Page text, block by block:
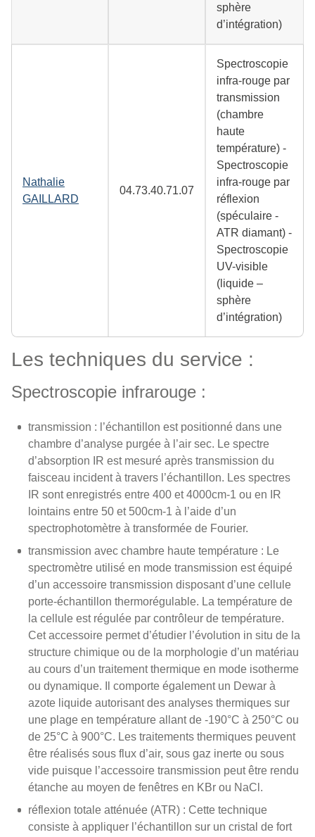
sphère
d’intégration)
Nathalie
GAILLARD
04.73.40.71.07
Spectroscopie
infra-rouge par
transmission
(chambre
haute
température) -
Spectroscopie
infra-rouge par
réflexion
(spéculaire -
ATR diamant) -
Spectroscopie
UV-visible
(liquide –
sphère
d’intégration)
Les techniques du service :
Spectroscopie infrarouge :
transmission : l’échantillon est positionné dans une
chambre d’analyse purgée à l’air sec. Le spectre
d’absorption IR est mesuré après transmission du
faisceau incident à travers l’échantillon. Les spectres
IR sont enregistrés entre 400 et 4000cm-1 ou en IR
lointains entre 50 et 500cm-1 à l’aide d’un
spectrophotomètre à transformée de Fourier.
transmission avec chambre haute température : Le
spectromètre utilisé en mode transmission est équipé
d’un accessoire transmission disposant d’une cellule
porte-échantillon thermorégulable. La température de
la cellule est régulée par contrôleur de température.
Cet accessoire permet d’étudier l’évolution in situ de la
structure chimique ou de la morphologie d’un matériau
au cours d’un traitement thermique en mode isotherme
ou dynamique. Il comporte également un Dewar à
azote liquide autorisant des analyses thermiques sur
une plage en température allant de -190°C à 250°C ou
de 25°C à 900°C. Les traitements thermiques peuvent
être réalisés sous flux d’air, sous gaz inerte ou sous
vide puisque l’accessoire transmission peut être rendu
étanche au moyen de fenêtres en KBr ou NaCl.
réflexion totale atténuée (ATR) : Cette technique
consiste à appliquer l’échantillon sur un cristal de fort